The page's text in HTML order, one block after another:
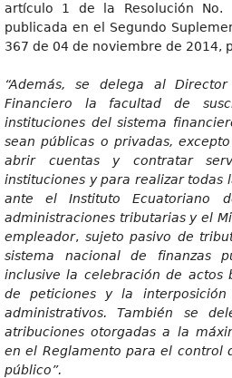
artículo 1 de la Resolución No.
publicada en el Segundo
367 de 04 de noviembre de 2014,
“Además, se delega al Director
Financiero la facultad de
instituciones del sistema
sean públicas o privadas,
abrir cuentas y contratar
instituciones y para realizar todas
ante el Instituto Ecuatoriano
administraciones tributarias y el
empleador, sujeto pasivo de
sistema nacional de finanzas
inclusive la celebración de actos
de peticiones y la
administrativos. También se
atribuciones otorgadas a la
en el Reglamento para el control
público”.